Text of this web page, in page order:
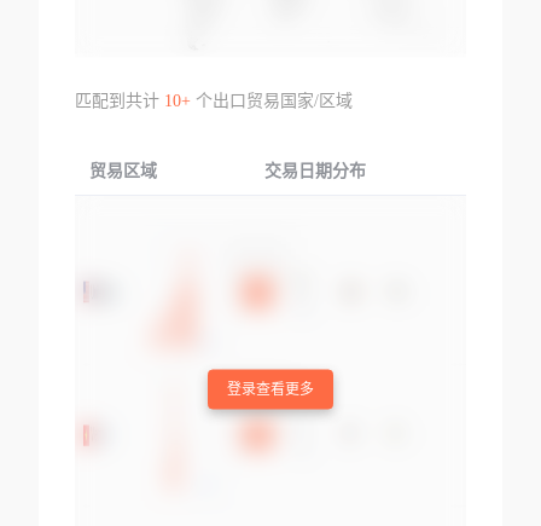
匹配到共计 10+个出口贸易国家/区域
贸易区域 交易日期分布
登录查看更多